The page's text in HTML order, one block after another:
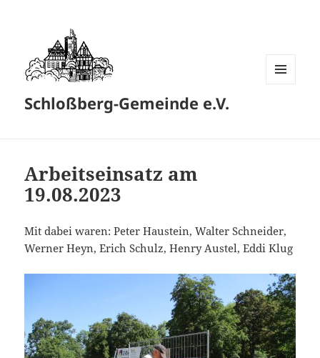
Schloßberg-Gemeinde e.V.
Arbeitseinsatz am
19.08.2023
Mit dabei waren: Peter Haustein, Walter Schneider,
Werner Heyn, Erich Schulz, Henry Austel, Eddi Klug